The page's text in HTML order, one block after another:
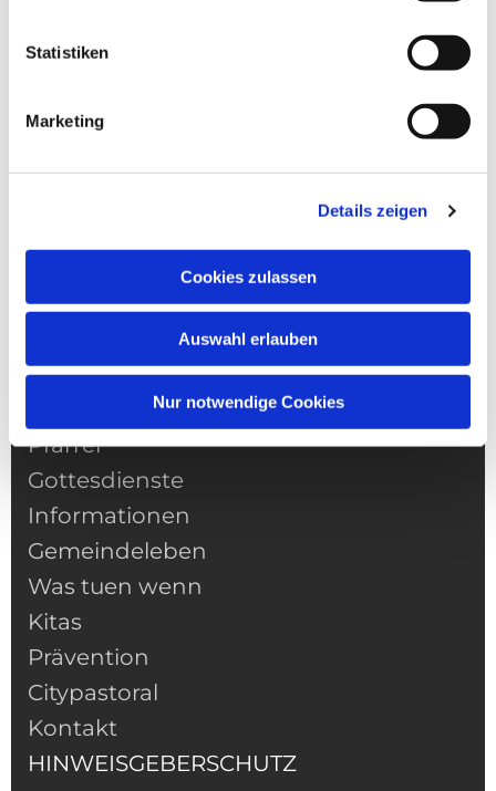
Statistiken
Marketing
Details zeigen
Cookies zulassen
Auswahl erlauben
Nur notwendige Cookies
NAVIGATION
Pfarrei
Gottesdienste
Informationen
Gemeindeleben
Was tuen wenn
Kitas
Prävention
Citypastoral
Kontakt
HINWEISGEBERSCHUTZ